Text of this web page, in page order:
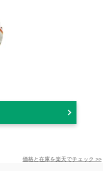
価格と在庫を楽天でチェック >>